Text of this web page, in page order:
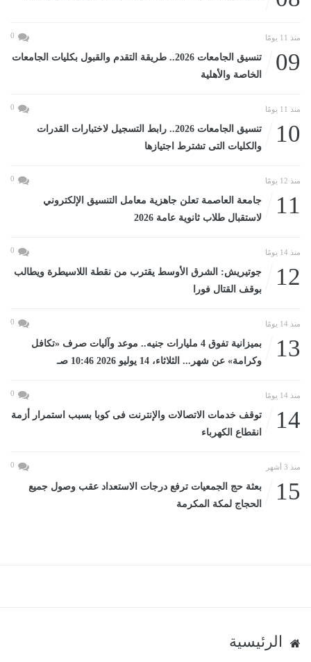
منذ 11 يومًا 0
09
تنسيق الجامعات 2026.. طريقة التقدم والقبول بكليات الجامعات
الخاصة والأهلية
منذ 11 يومًا 0
10
تنسيق الجامعات 2026.. رابط التسجيل لاختبارات القدرات
والكليات التى تشترط اجتيازها
منذ 12 يومًا 0
11
جامعة العاصمة تعلن جاهزية معامل التنسيق الإلكتروني
لاستقبال طلاب ثانوية عامة 2026
منذ 14 يومًا 0
12
جوتيريش: الشرق الأوسط يقترب من نقطة اللاسيطرة ويطالب
بوقف القتال فورا
منذ 14 يومًا 0
13
بميزانية تفوق 4 مليارات جنيه.. موعد وآليات صرف «تكافل
وكرامة» عن شهر... الثلاثاء، 14 يوليو 2026 10:46 صـ
منذ 14 يومًا 0
14
توقف خدمات الاتصالات والإنترنت فى كوبا بسبب استمرار أزمة
انقطاع الكهرباء
منذ 3 أشهر 0
15
بعثة حج الجمعيات ترفع درجات الاستعداد عقب وصول جميع
الحجاج لمكة المكرمة
الرئيسية